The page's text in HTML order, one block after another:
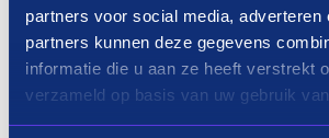
partners voor social media, adverteren
partners kunnen deze gegevens
informatie die u aan ze heeft verstrekt
verzameld op basis van uw gebruik
Badkamermeubels op
De meubels in je badkamer